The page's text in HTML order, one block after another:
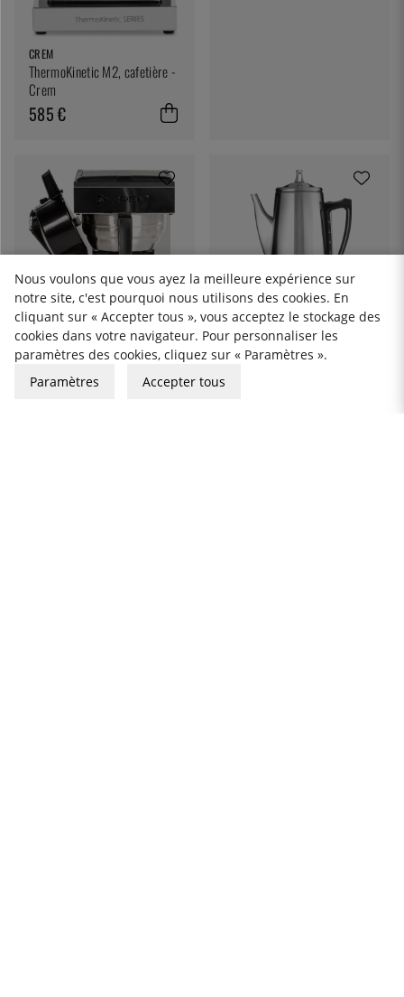
CREM
ThermoKinetic M2, cafetière -
Crem
585 €
C3
Percolateur, Acier Inoxydable
110 €
Nous voulons que vous ayez la meilleure expérience sur
notre site, c'est pourquoi nous utilisons des cookies. En
cliquant sur « Accepter tous », vous acceptez le stockage des
cookies dans votre navigateur. Pour personnaliser les
paramètres des cookies, cliquez sur « Paramètres ».
Paramètres
Accepter tous